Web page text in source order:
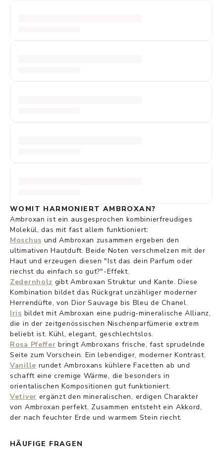
WOMIT HARMONIERT AMBROXAN?
Ambroxan ist ein ausgesprochen kombinierfreudiges
Molekül, das mit fast allem funktioniert:
Moschus und Ambroxan zusammen ergeben den
ultimativen Hautduft. Beide Noten verschmelzen mit der
Haut und erzeugen diesen "Ist das dein Parfum oder
riechst du einfach so gut?"-Effekt.
Zedernholz gibt Ambroxan Struktur und Kante. Diese
Kombination bildet das Rückgrat unzähliger moderner
Herrendüfte, von Dior Sauvage bis Bleu de Chanel.
Iris bildet mit Ambroxan eine pudrig-mineralische Allianz,
die in der zeitgenössischen Nischenparfümerie extrem
beliebt ist. Kühl, elegant, geschlechtslos.
Rosa Pfeffer bringt Ambroxans frische, fast sprudelnde
Seite zum Vorschein. Ein lebendiger, moderner Kontrast.
Vanille rundet Ambroxans kühlere Facetten ab und
schafft eine cremige Wärme, die besonders in
orientalischen Kompositionen gut funktioniert.
Vetiver ergänzt den mineralischen, erdigen Charakter
von Ambroxan perfekt. Zusammen entsteht ein Akkord,
der nach feuchter Erde und warmem Stein riecht.
HÄUFIGE FRAGEN